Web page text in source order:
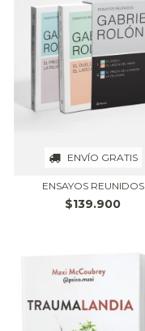
ENVÍO GRATIS
ENSAYOS REUNIDOS
$139.900